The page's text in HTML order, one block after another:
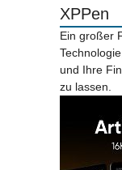
XPPen
Ein großer
und Ihre
zu lassen.